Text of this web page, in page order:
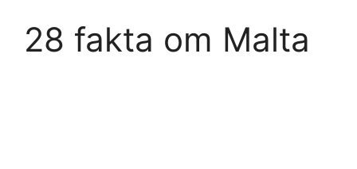
28 fakta om Malta